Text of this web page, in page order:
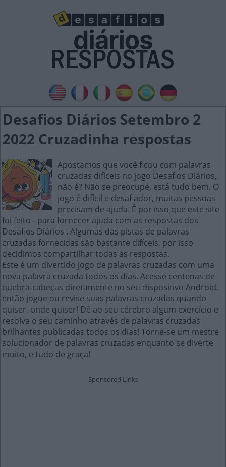
Desafios Diários Setembro 2
2022 Cruzadinha respostas
Apostamos que você ficou com palavras
cruzadas difíceis no jogo Desafios Diários,
não é? Não se preocupe, está tudo bem. O
jogo é difícil e desafiador, muitas pessoas
precisam de ajuda. É por isso que este site
foi feito - para fornecer ajuda com as respostas dos
Desafios Diários . Algumas das pistas de palavras
cruzadas fornecidas são bastante difíceis, por isso
decidimos compartilhar todas as respostas.
Este é um divertido jogo de palavras cruzadas com uma
nova palavra cruzada todos os dias. Acesse centenas de
quebra-cabeças diretamente no seu dispositivo Android,
então jogue ou revise suas palavras cruzadas quando
quiser, onde quiser! Dê ao seu cérebro algum exercício e
resolva o seu caminho através de palavras cruzadas
brilhantes publicadas todos os dias! Torne-se um mestre
solucionador de palavras cruzadas enquanto se diverte
muito, e tudo de graça!